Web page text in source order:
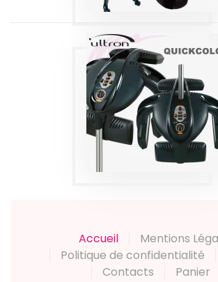
CASQUE DE
SÉCHAGE TEZCA
QUICKCOLO
Produits
Accueil
Mentions
Politique de confidentialité
Contacts
Panier